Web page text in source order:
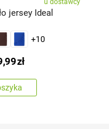
u dostawcy
jersey Ideal
+10
zł